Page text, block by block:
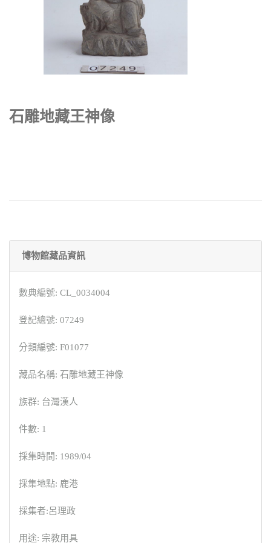
石雕地藏王神像
博物館藏品資訊
數典編號: CL_0034004
登記總號: 07249
分類編號: F01077
藏品名稱: 石雕地藏王神像
族群: 台灣漢人
件數: 1
採集時間: 1989/04
採集地點: 鹿港
採集者:呂理政
用途: 宗教用具